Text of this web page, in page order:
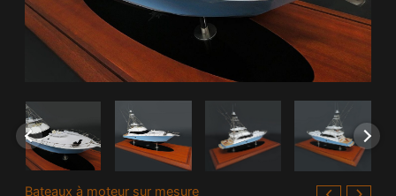
Bateaux à moteur sur mesure